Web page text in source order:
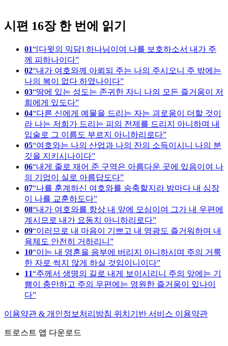
시편 16장 한 번에 읽기
01 [다윗의 믹담] 하나님이여 나를 보호하소서 내가 주
께 피하나이다
02 내가 여호와께 아뢰되 주는 나의 주시오니 주 밖에는
나의 복이 없다 하였나이다
03 땅에 있는 성도는 존귀한 자니 나의 모든 즐거움이 저
희에게 있도다
04 다른 신에게 예물을 드리는 자는 괴로움이 더할 것이
라 나는 저희가 드리는 피의 전제를 드리지 아니하며 내
입술로 그 이름도 부르지 아니하리로다
05 여호와는 나의 산업과 나의 잔의 소득이시니 나의 분
깃을 지키시나이다
06 내게 줄로 재어 준 구역은 아름다운 곳에 있음이여 나
의 기업이 실로 아름답도다
07 나를 훈계하신 여호와를 송축할지라 밤마다 내 심장
이 나를 교훈하도다
08 내가 여호와를 항상 내 앞에 모심이여 그가 내 우편에
계시므로 내가 요동치 아니하리로다
09 이러므로 내 마음이 기쁘고 내 영광도 즐거워하며 내
육체도 안전히 거하리니
10 이는 내 영혼을 음부에 버리지 아니하시며 주의 거룩
한 자로 썩지 않게 하실 것임이니이다
11 주께서 생명의 길로 내게 보이시리니 주의 앞에는 기
쁨이 충만하고 주의 우편에는 영원한 즐거움이 있나이
다
이용약관 & 개인정보처리방침 위치기반 서비스 이용약관
트로스트 앱 다운로드